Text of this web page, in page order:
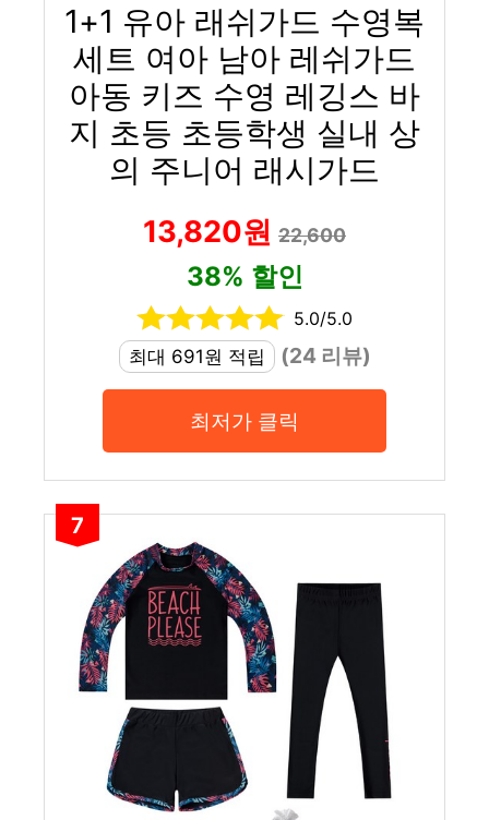
1+1 유아 래쉬가드 수영복
세트 여아 남아 레쉬가드
아동 키즈 수영 레깅스 바
지 초등 초등학생 실내 상
의 주니어 래시가드
13,820원 22,600
38% 할인
5.0/5.0
최대 691원 적립
(24 리뷰)
최저가 클릭
7